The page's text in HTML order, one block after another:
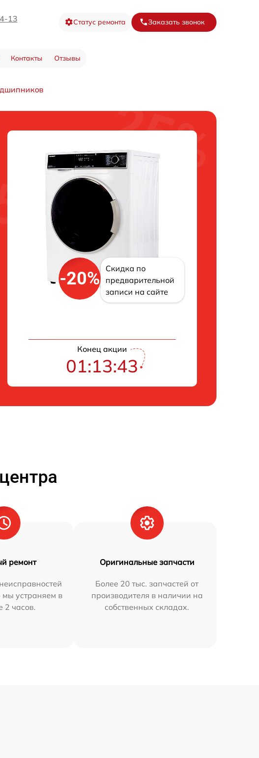
13 Статус ремонта Заказать звонок
Контакты Отзывы
-20%
Скидка по
предварительной
записи на сайте
Конец акции
01:13:42
ремонт
мы устраняем в
2 часов.
Оригинальные запчасти
Более 20 тыс. запчастей от
производителя в наличии на
собственных складах.